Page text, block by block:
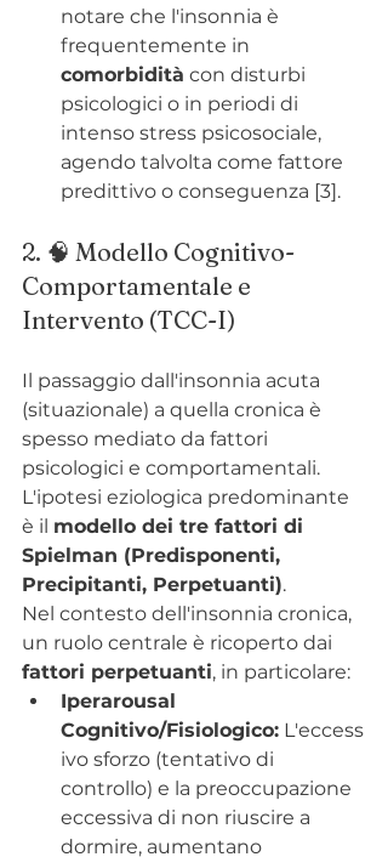
notare che l'insonnia è
frequentemente in
comorbidità con disturbi
psicologici o in periodi di
intenso stress psicosociale,
agendo talvolta come fattore
predittivo o conseguenza [3].
2. 🧠 Modello Cognitivo-
Comportamentale e
Intervento (TCC-I)
Il passaggio dall'insonnia acuta
(situazionale) a quella cronica è
spesso mediato da fattori
psicologici e comportamentali.
L'ipotesi eziologica predominante
è il modello dei tre fattori di
Spielman (Predisponenti,
Precipitanti, Perpetuanti).
Nel contesto dell'insonnia cronica,
un ruolo centrale è ricoperto dai
fattori perpetuanti, in particolare:
Iperarousal
Cognitivo/Fisiologico: L'eccess
ivo sforzo (tentativo di
controllo) e la preoccupazione
eccessiva di non riuscire a
dormire, aumentano